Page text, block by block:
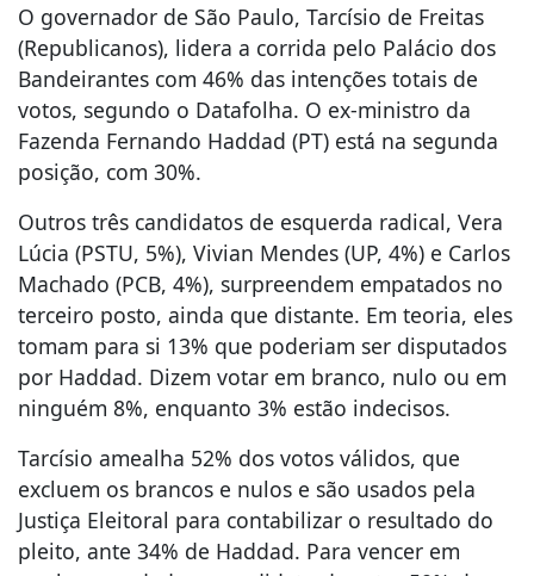
O governador de São Paulo, Tarcísio de Freitas
(Republicanos), lidera a corrida pelo Palácio dos
Bandeirantes com 46% das intenções totais de
votos, segundo o Datafolha. O ex-ministro da
Fazenda Fernando Haddad (PT) está na segunda
posição, com 30%.
Outros três candidatos de esquerda radical, Vera
Lúcia (PSTU, 5%), Vivian Mendes (UP, 4%) e Carlos
Machado (PCB, 4%), surpreendem empatados no
terceiro posto, ainda que distante. Em teoria, eles
tomam para si 13% que poderiam ser disputados
por Haddad. Dizem votar em branco, nulo ou em
ninguém 8%, enquanto 3% estão indecisos.
Tarcísio amealha 52% dos votos válidos, que
excluem os brancos e nulos e são usados pela
Justiça Eleitoral para contabilizar o resultado do
pleito, ante 34% de Haddad. Para vencer em